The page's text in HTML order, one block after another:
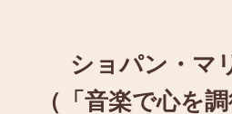
ショパン・マ
（「音楽で心を